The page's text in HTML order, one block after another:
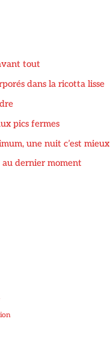
tout
dans la ricotta lisse
pics fermes
une nuit c’est mieux
au dernier moment